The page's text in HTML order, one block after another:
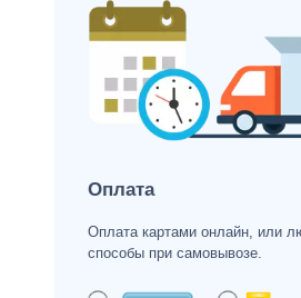
Оплата
Оплата картами онлайн, или
способы при самовывозе.